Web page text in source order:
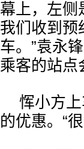
幕上，左侧
我们收到预
车。”袁永
乘客的站点
恽小方
的优惠。“